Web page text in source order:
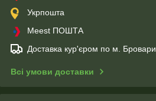
Укрпошта
Meest ПОШТА
Доставка кур'єром по м. Бровари
Всі умови доставки